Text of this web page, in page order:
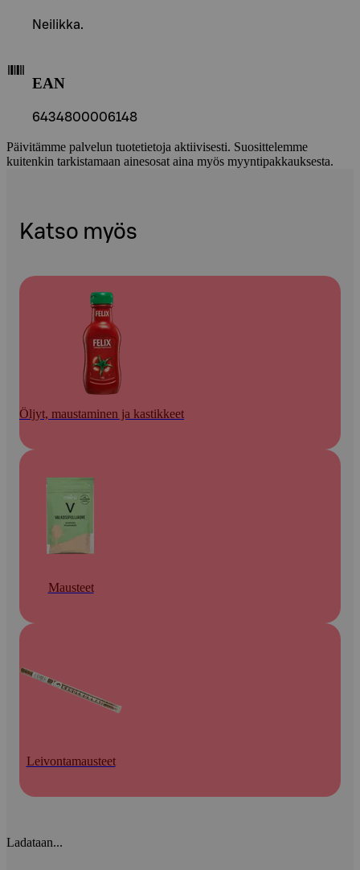
Neilikka.
EAN
6434800006148
Päivitämme palvelun tuotetietoja aktiivisesti. Suosittelemme
kuitenkin tarkistamaan ainesosat aina myös myyntipakkauksesta.
Katso myös
Öljyt, maustaminen ja kastikkeet
Mausteet
Leivontamausteet
Ladataan...